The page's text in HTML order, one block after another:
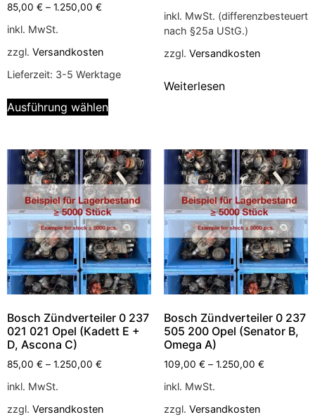
85,00 € – 1.250,00 €
inkl. MwSt.
zzgl. Versandkosten
Lieferzeit: 3-5 Werktage
Ausführung wählen
inkl. MwSt. (differenzbesteuert
nach §25a UStG.)
zzgl. Versandkosten
Weiterlesen
Bosch Zündverteiler 0 237
021 021 Opel (Kadett E +
D, Ascona C)
85,00 € – 1.250,00 €
inkl. MwSt.
zzgl. Versandkosten
Bosch Zündverteiler 0 237
505 200 Opel (Senator B,
Omega A)
109,00 € – 1.250,00 €
inkl. MwSt.
zzgl. Versandkosten